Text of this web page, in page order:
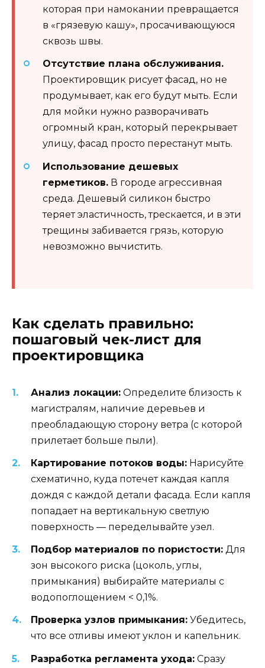
которая при намокании превращается
в «грязевую кашу», просачивающуюся
сквозь швы.
Отсутствие плана обслуживания.
Проектировщик рисует фасад, но не
продумывает, как его будут мыть. Если
для мойки нужно разворачивать
огромный кран, который перекрывает
улицу, фасад просто перестанут мыть.
Использование дешевых
герметиков. В городе агрессивная
среда. Дешевый силикон быстро
теряет эластичность, трескается, и в эти
трещины забивается грязь, которую
невозможно вычистить.
Как сделать правильно:
пошаговый чек-лист для
проектировщика
Анализ локации: Определите близость к
магистралям, наличие деревьев и
преобладающую сторону ветра (с которой
прилетает больше пыли).
Картирование потоков воды: Нарисуйте
схематично, куда потечет каждая капля
дождя с каждой детали фасада. Если капля
попадает на вертикальную светлую
поверхность — переделывайте узел.
Подбор материалов по пористости: Для
зон высокого риска (цоколь, углы,
примыкания) выбирайте материалы с
водопоглощением < 0,1%.
Проверка узлов примыкания: Убедитесь,
что все отливы имеют уклон и капельник.
Разработка регламента ухода: Сразу